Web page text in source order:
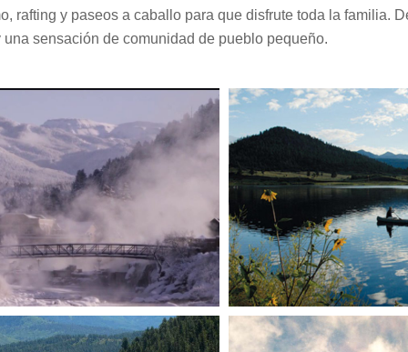
rafting y paseos a caballo para que disfrute toda la familia.
sensación de comunidad de pueblo pequeño.